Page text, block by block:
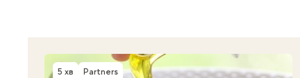
Час приготування
5 хв Partners